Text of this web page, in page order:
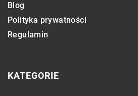
Blog
Polityka prywatności
Regulamin
KATEGORIE